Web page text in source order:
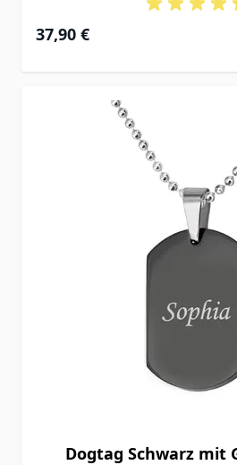
37,90 €
Dogtag Schwarz mit